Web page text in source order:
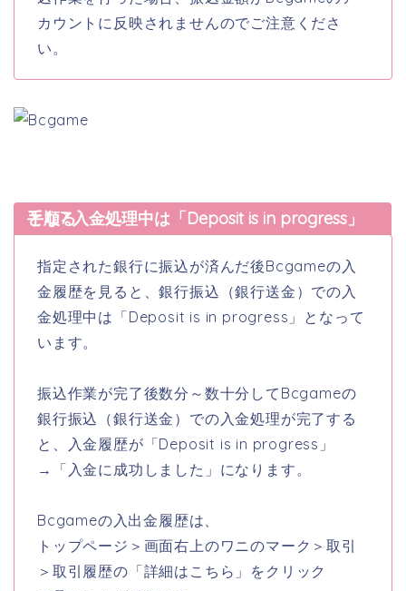
カウントに反映されませんのでご注意くださ
い。
手順7 入金処理中は「Deposit is in progress」となる
指定された銀行に振込が済んだ後Bcgameの入
金履歴を見ると、銀行振込（銀行送金）での入
金処理中は「Deposit is in progress」となって
います。
振込作業が完了後数分～数十分してBcgameの
銀行振込（銀行送金）での入金処理が完了する
と、入金履歴が「Deposit is in progress」
→「入金に成功しました」になります。
Bcgameの入出金履歴は、
トップページ＞画面右上のワニのマーク＞取引
＞取引履歴の「詳細はこちら」をクリック